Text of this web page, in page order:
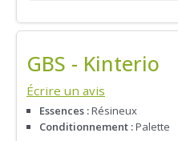
GBS - Kinterio
Écrire un avis
Essences :Résineux
Conditionnement :Palette